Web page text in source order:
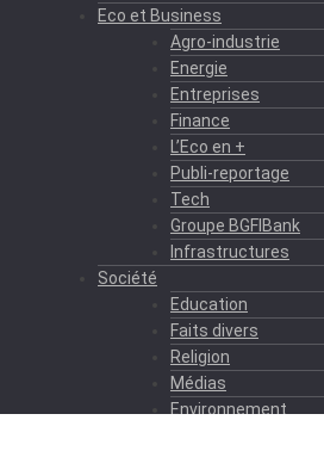
Eco et Business
Agro-industrie
Energie
Entreprises
Finance
L’Eco en +
Publi-reportage
Tech
Groupe BGFIBank
Infrastructures
Société
Education
Faits divers
Religion
Médias
Environnement